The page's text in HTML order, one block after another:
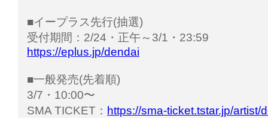
■イープラス先行(抽選)
受付期間：2/24・正午～3/1・23:59
https://eplus.jp/dendai
■一般発売(先着順)
3/7・10:00〜
SMA TICKET： https://sma-ticket.tstar.jp/artist/